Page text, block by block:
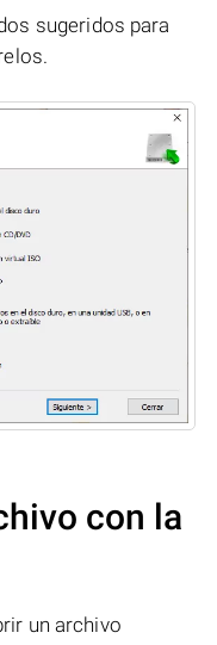
sugeridos para
con la
un archivo